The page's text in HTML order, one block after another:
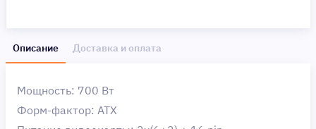
Описание Доставка и оплата
Мощность: 700 Вт
Форм-фактор: ATX